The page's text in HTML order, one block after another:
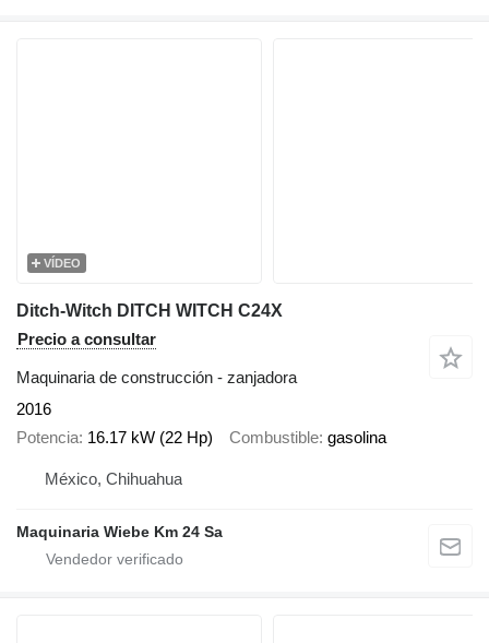
VÍDEO
Ditch-Witch DITCH WITCH C24X
Precio a consultar
Maquinaria de construcción - zanjadora
2016
Potencia 16.17 kW (22 Hp) Combustible gasolina
México, Chihuahua
Maquinaria Wiebe Km 24 Sa